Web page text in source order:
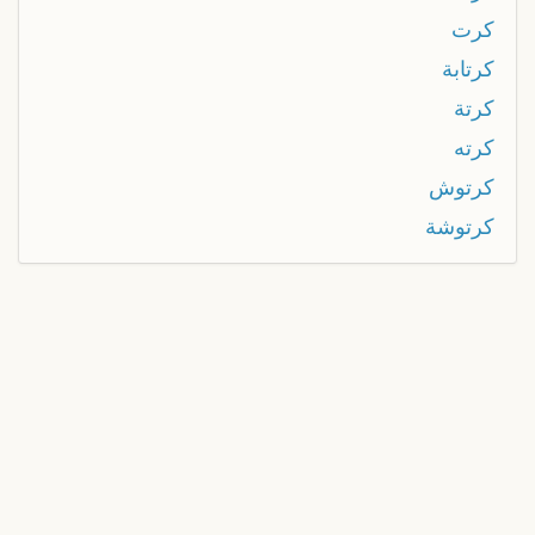
كرت
كرتابة
كرتة
كرته
كرتوش
كرتوشة